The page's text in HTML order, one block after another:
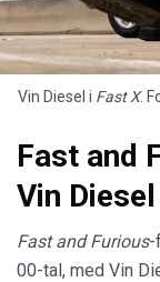
Vin Diesel i Fast X.
Fast and
Vin
Fast and Furious-
00-tal, med Vin